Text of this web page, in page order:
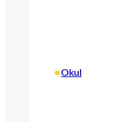
•Okul